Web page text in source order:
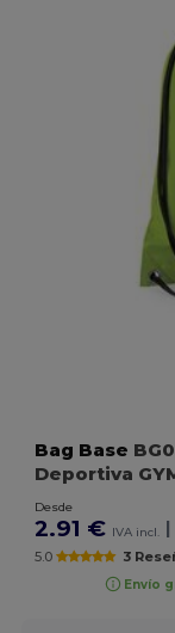
Bag Base
Deportiva
Desde
2.91 € IVA incl.
5.0 3
Envío